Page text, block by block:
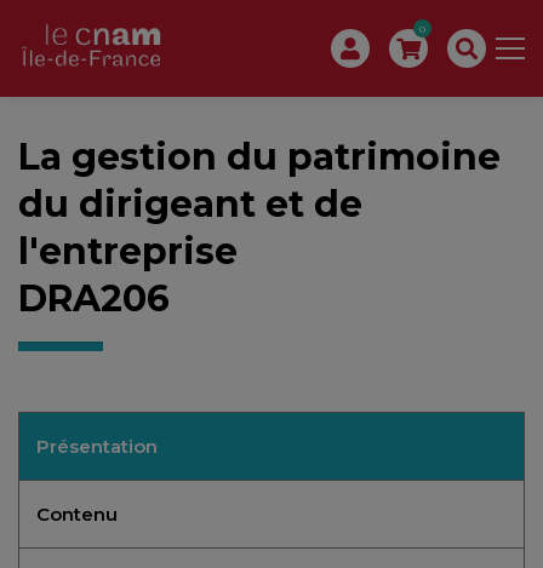
0
La gestion du patrimoine
du dirigeant et de
l'entreprise
DRA206
Présentation
Contenu